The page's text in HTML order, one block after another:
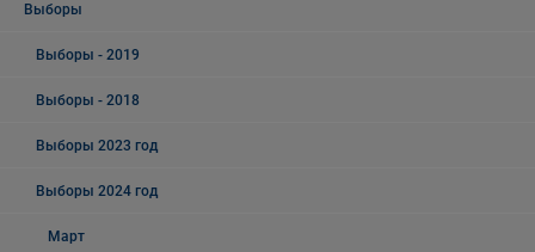
Выборы
Выборы - 2019
Выборы - 2018
Выборы 2023 год
Выборы 2024 год
Март